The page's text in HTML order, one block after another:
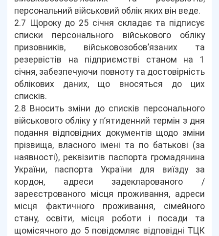
персональний військовий облік яких він веде.
2.7 Щороку до 25 січня складає та підписує
списки персонального військового обліку
призовників, військовозобов’язаних та
резервістів на підприємстві станом на 1
січня, забезпечуючи повноту та достовірність
облікових даних, що вносяться до цих
списків.
2.8 Вносить зміни до списків персонального
військового обліку у п’ятиденний термін з дня
подання відповідних документів щодо зміни
прізвища, власного імені та по батькові (за
наявності), реквізитів паспорта громадянина
України, паспорта України для виїзду за
кордон, адреси задекларованого /
зареєстрованого місця проживання, адреси
місця фактичного проживання, сімейного
стану, освіти, місця роботи і посади та
щомісячного до 5 повідомляє відповідні ТЦК